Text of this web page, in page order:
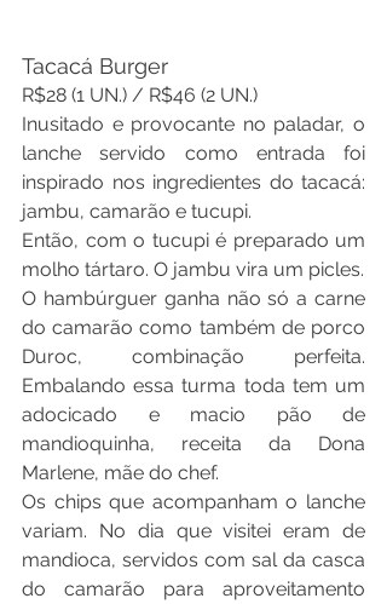
Tacacá Burger
R$28 (1 UN.) / R$46 (2 UN.)
Inusitado e provocante no paladar, o
lanche servido como entrada foi
inspirado nos ingredientes do tacacá:
jambu, camarão e tucupi.
Então, com o tucupi é preparado um
molho tártaro. O jambu vira um picles.
O hambúrguer ganha não só a carne
do camarão como também de porco
Duroc, combinação perfeita.
Embalando essa turma toda tem um
adocicado e macio pão de
mandioquinha, receita da Dona
Marlene, mãe do chef.
Os chips que acompanham o lanche
variam. No dia que visitei eram de
mandioca, servidos com sal da casca
do camarão para aproveitamento